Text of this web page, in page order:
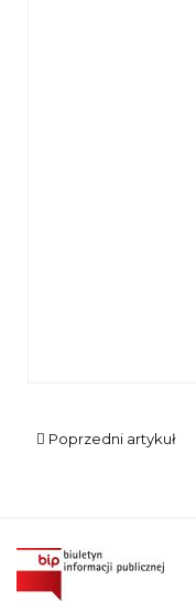
Poprzedni artykuł